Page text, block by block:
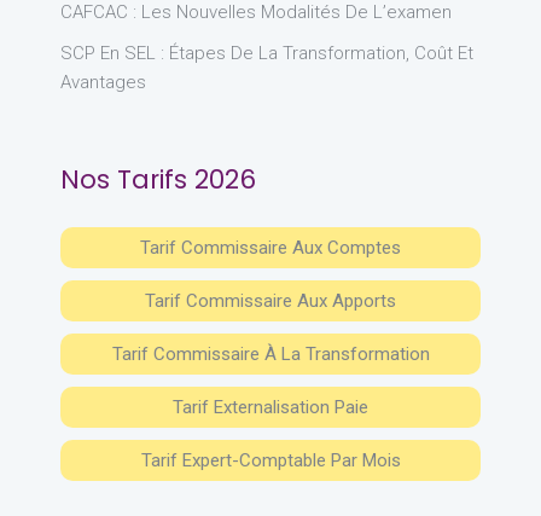
CAFCAC : Les Nouvelles Modalités De L’examen
SCP En SEL : Étapes De La Transformation, Coût Et
Avantages
Nos Tarifs 2026
Tarif Commissaire Aux Comptes
Tarif Commissaire Aux Apports
Tarif Commissaire À La Transformation
Tarif Externalisation Paie
Tarif Expert-Comptable Par Mois